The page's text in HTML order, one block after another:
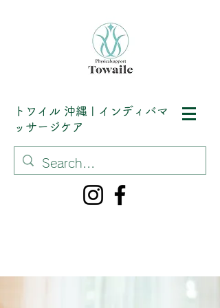
トワイル 沖縄 | インディバマ
ッサージケア